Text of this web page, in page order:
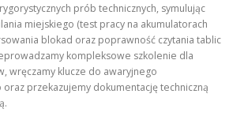
prób technicznych, symulując
miejskiego (test pracy na akumulatorach
blokad oraz poprawność czytania tablic
kompleksowe szkolenie dla
wręczamy klucze do awaryjnego
przekazujemy dokumentację techniczną